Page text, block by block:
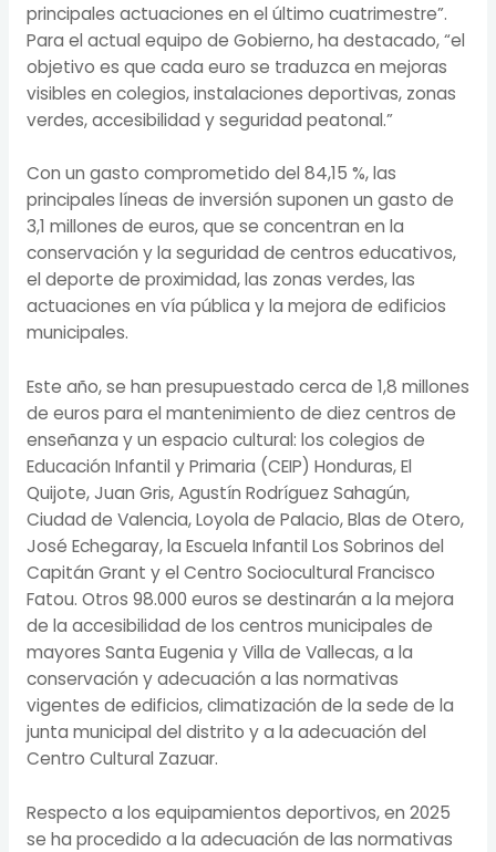
principales actuaciones en el último cuatrimestre”.
Para el actual equipo de Gobierno, ha destacado, “el
objetivo es que cada euro se traduzca en mejoras
visibles en colegios, instalaciones deportivas, zonas
verdes, accesibilidad y seguridad peatonal.”
Con un gasto comprometido del 84,15 %, las
principales líneas de inversión suponen un gasto de
3,1 millones de euros, que se concentran en la
conservación y la seguridad de centros educativos,
el deporte de proximidad, las zonas verdes, las
actuaciones en vía pública y la mejora de edificios
municipales.
Este año, se han presupuestado cerca de 1,8 millones
de euros para el mantenimiento de diez centros de
enseñanza y un espacio cultural: los colegios de
Educación Infantil y Primaria (CEIP) Honduras, El
Quijote, Juan Gris, Agustín Rodríguez Sahagún,
Ciudad de Valencia, Loyola de Palacio, Blas de Otero,
José Echegaray, la Escuela Infantil Los Sobrinos del
Capitán Grant y el Centro Sociocultural Francisco
Fatou. Otros 98.000 euros se destinarán a la mejora
de la accesibilidad de los centros municipales de
mayores Santa Eugenia y Villa de Vallecas, a la
conservación y adecuación a las normativas
vigentes de edificios, climatización de la sede de la
junta municipal del distrito y a la adecuación del
Centro Cultural Zazuar.
Respecto a los equipamientos deportivos, en 2025
se ha procedido a la adecuación de las normativas